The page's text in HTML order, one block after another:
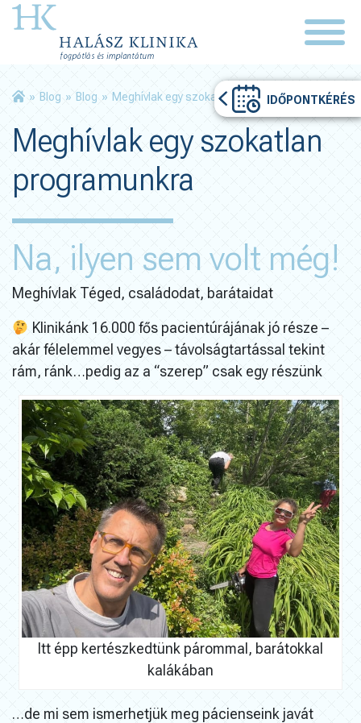
IDŐPONTKÉRÉS
» Blog » Blog » Meghívlak egy szokatlan programunkra
Meghívlak egy szokatlan
programunkra
Na, ilyen sem volt még!
Meghívlak Téged, családodat, barátaidat
Klinikánk 16.000 fős pacientúrájának jó része –
akár félelemmel vegyes – távolságtartással tekint
rám, ránk…pedig az a “szerep” csak egy részünk
Itt épp kertészkedtünk párommal, barátokkal
kalákában
…de mi sem ismerhetjük meg pácienseink javát